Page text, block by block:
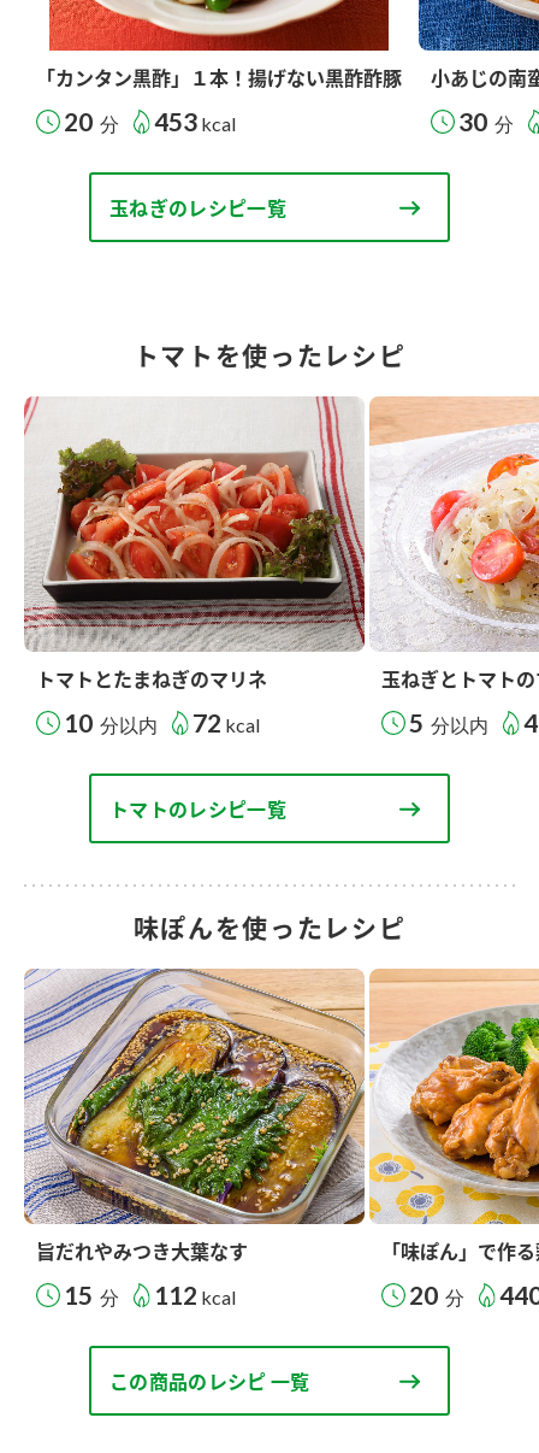
「カンタン黒酢」１本！揚げない黒酢酢豚
20 分 453 kcal
小あじの南
30 分
玉ねぎのレシピ一覧
トマトを使ったレシピ
トマトとたまねぎのマリネ
10 分以内 72 kcal
玉ねぎとトマト
5 分以内
トマトのレシピ一覧
味ぽんを使ったレシピ
旨だれやみつき大葉なす
15 分 112 kcal
「味ぽん」で作
20 分
この商品のレシピ 一覧